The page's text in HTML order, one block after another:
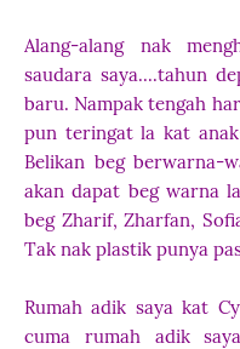
Alang-alang nak
saudara saya....tahun
baru. Nampak tengah
pun teringat la kat
Belikan beg berwarna-
akan dapat beg warna
beg Zharif, Zharfan,
Tak nak plastik punya
Rumah adik saya kat
cuma rumah adik